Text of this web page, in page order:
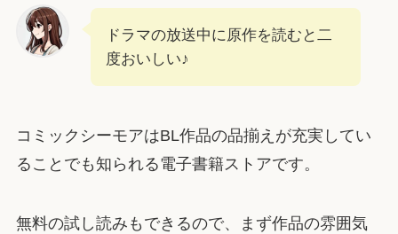
ドラマの放送中に原作を読むと二
度おいしい♪
コミックシーモアはBL作品の品揃えが充実してい
ることでも知られる電子書籍ストアです。
無料の試し読みもできるので、まず作品の雰囲気